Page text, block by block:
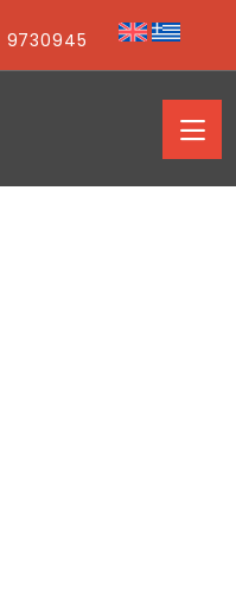
9730945